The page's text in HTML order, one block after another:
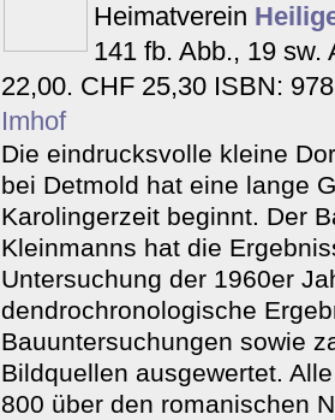
Heimatverein
141 fb. Abb., 19 sw.
22,00. CHF 25,30 ISBN:
Imhof
Die eindrucksvolle kleine
bei Detmold hat eine lange
Karolingerzeit beginnt. Der
Kleinmanns hat die
Untersuchung der 1960er
dendrochronologische
Bauuntersuchungen sowie
Bildquellen ausgewertet.
800 über den romanischen